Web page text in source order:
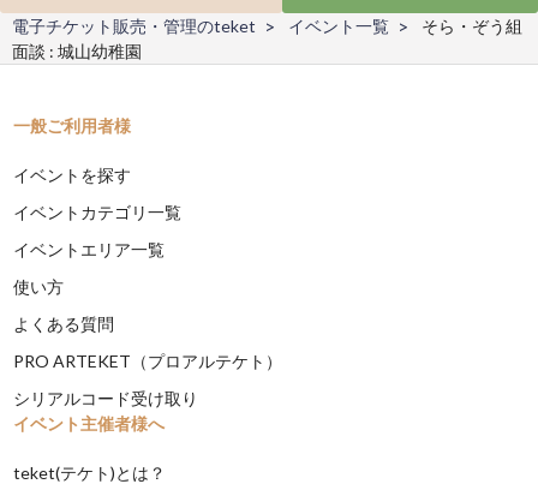
電子チケット販売・管理のteket イベント一覧
そら・ぞう組
面談 : 城山幼稚園
一般ご利用者様
イベントを探す
イベントカテゴリ一覧
イベントエリア一覧
使い方
よくある質問
PRO ARTEKET（プロアルテケト）
シリアルコード受け取り
イベント主催者様へ
teket(テケト)とは？